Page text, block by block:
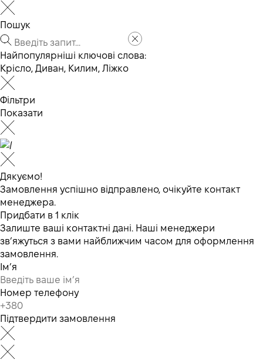
Пошук
Найпопулярніші ключові слова:
Крісло, Диван, Килим, Ліжко
Фільтри
Показати
Дякуємо!
Замовлення успішно відправлено, очікуйте контакт
менеджера.
Придбати в 1 клік
Залиште ваші контактні дані. Наші менеджери
зв’яжуться з вами найближчим часом для оформлення
замовлення.
Ім’я
Номер телефону
Підтвердити замовлення